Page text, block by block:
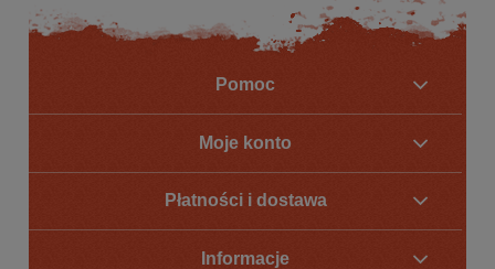
Pomoc
Moje konto
Płatności i dostawa
Informacje